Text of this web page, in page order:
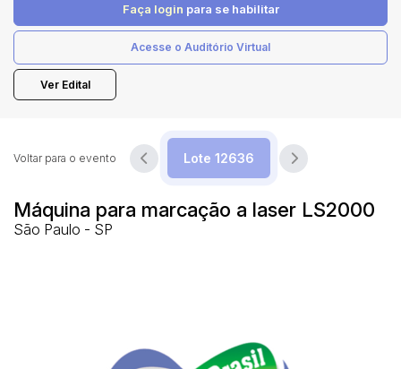
Faça login para se habilitar
Acesse o Auditório Virtual
Ver Edital
Máquina para marcação a laser LS2000
São Paulo - SP
Voltar para o evento